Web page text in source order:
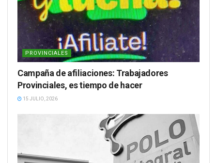
PROVINCIALES
Campaña de afiliaciones: Trabajadores
Provinciales, es tiempo de hacer
15 JULIO, 2026